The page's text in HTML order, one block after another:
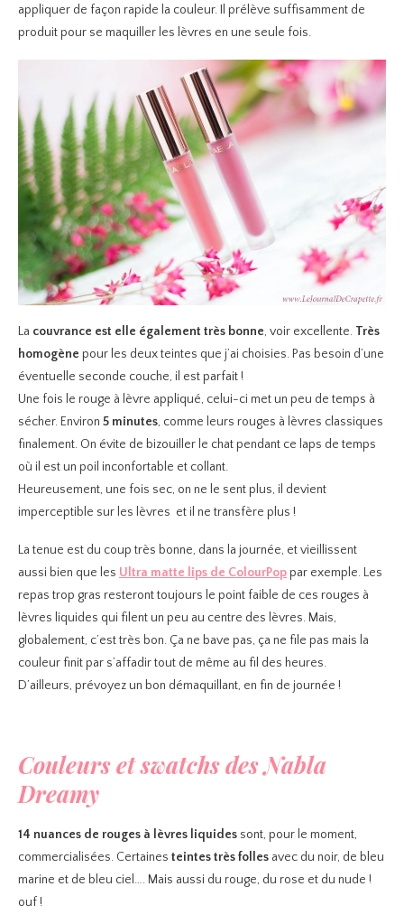
appliquer de façon rapide la couleur. Il prélève suffisamment de
produit pour se maquiller les lèvres en une seule fois.
La couvrance est elle également très bonne, voir excellente. Très
homogène pour les deux teintes que j’ai choisies. Pas besoin d’une
éventuelle seconde couche, il est parfait !
Une fois le rouge à lèvre appliqué, celui-ci met un peu de temps à
sécher. Environ 5 minutes, comme leurs rouges à lèvres classiques
finalement. On évite de bizouiller le chat pendant ce laps de temps
où il est un poil inconfortable et collant.
Heureusement, une fois sec, on ne le sent plus, il devient
imperceptible sur les lèvres et il ne transfère plus !
La tenue est du coup très bonne, dans la journée, et vieillissent
aussi bien que les Ultra matte lips de ColourPop par exemple. Les
repas trop gras resteront toujours le point faible de ces rouges à
lèvres liquides qui filent un peu au centre des lèvres. Mais,
globalement, c’est très bon. Ça ne bave pas, ça ne file pas mais la
couleur finit par s’affadir tout de même au fil des heures.
D’ailleurs, prévoyez un bon démaquillant, en fin de journée !
Couleurs et swatchs des Nabla
Dreamy
14 nuances de rouges à lèvres liquides sont, pour le moment,
commercialisées. Certaines teintes très folles avec du noir, de bleu
marine et de bleu ciel…. Mais aussi du rouge, du rose et du nude !
ouf !